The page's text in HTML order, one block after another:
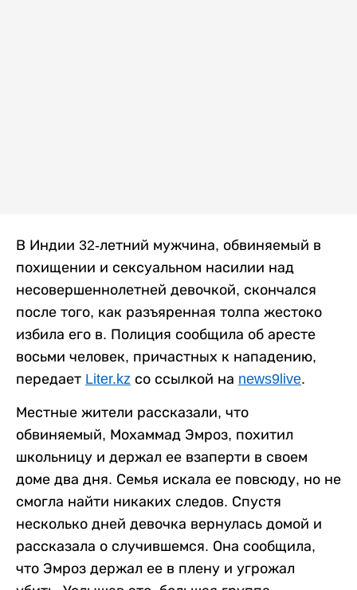
В Индии 32-летний мужчина, обвиняемый в
похищении и сексуальном насилии над
несовершеннолетней девочкой, скончался
после того, как разъяренная толпа жестоко
избила его в. Полиция сообщила об аресте
восьми человек, причастных к нападению,
передает Liter.kz со ссылкой на news9live.
Местные жители рассказали, что
обвиняемый, Мохаммад Эмроз, похитил
школьницу и держал ее взаперти в своем
доме два дня. Семья искала ее повсюду, но не
смогла найти никаких следов. Спустя
несколько дней девочка вернулась домой и
рассказала о случившемся. Она сообщила,
что Эмроз держал ее в плену и угрожал